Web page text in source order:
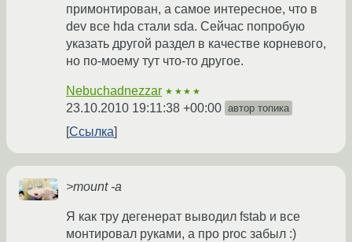
примонтирован, а самое интересное, что в
dev все hda стали sda. Сейчас попробую
указать другой раздел в качестве корневого,
но по-моему тут что-то другое.
Nebuchadnezzar ★★★★
23.10.2010 19:11:38 +00:00 автор топика
Ссылка
>mount -a
Я как тру дегенерат выводил fstab и все
монтировал руками, а про proc забыл :)